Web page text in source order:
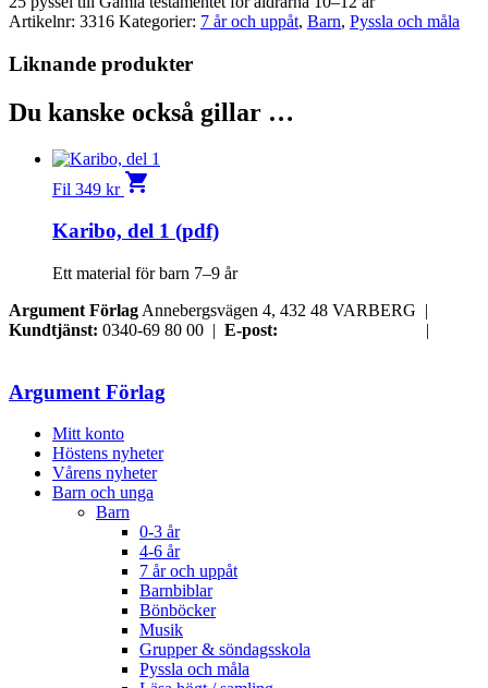
Artikelnr: 3316 Kategorier: 7 år och uppåt, Barn, Pyssla och måla
Liknande produkter
Du kanske också gillar …
Fil 349 kr shopping_cart
Karibo, del 1 (pdf)
Ett material för barn 7–9 år
Argument Förlag Annebergsvägen 4, 432 48 VARBERG |
Kundtjänst: 0340-69 80 00 | E-post:
|
Argument Förlag
Mitt konto
Höstens nyheter
Vårens nyheter
Barn och unga
Barn
0-3 år
4-6 år
7 år och uppåt
Barnbiblar
Bönböcker
Musik
Grupper & söndagsskola
Pyssla och måla